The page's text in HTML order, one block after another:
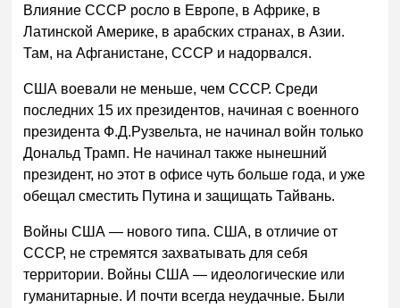
Влияние СССР росло в Европе, в Африке, в
Латинской Америке, в арабских странах, в Азии.
Там, на Афганистане, СССР и надорвался.
США воевали не меньше, чем СССР. Среди
последних 15 их президентов, начиная с военного
президента Ф.Д.Рузвельта, не начинал войн только
Дональд Трамп. Не начинал также нынешний
президент, но этот в офисе чуть больше года, и уже
обещал сместить Путина и защищать Тайвань.
Войны США — нового типа. США, в отличие от
СССР, не стремятся захватывать для себя
территории. Войны США — идеологические или
гуманитарные. И почти всегда неудачные. Были